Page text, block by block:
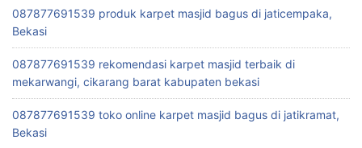
087877691539 produk karpet masjid bagus di jaticempaka,
Bekasi
087877691539 rekomendasi karpet masjid terbaik di
mekarwangi, cikarang barat kabupaten bekasi
087877691539 toko online karpet masjid bagus di jatikramat,
Bekasi